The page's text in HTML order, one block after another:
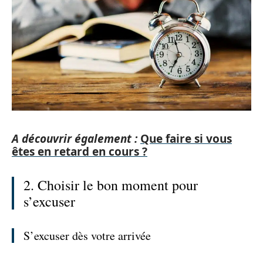
A découvrir également : Que faire si vous
êtes en retard en cours ?
2. Choisir le bon moment pour
s’excuser
S’excuser dès votre arrivée